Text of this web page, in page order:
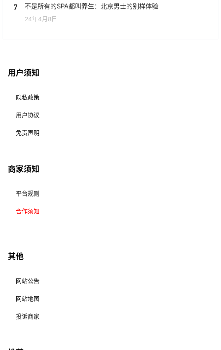
7 不是所有的SPA都叫养生：北京男士的别样体验
24年4月8日
用户须知
隐私政策
用户协议
免责声明
商家须知
平台规则
合作须知
其他
网站公告
网站地图
投诉商家